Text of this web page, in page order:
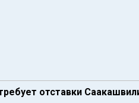
отставки